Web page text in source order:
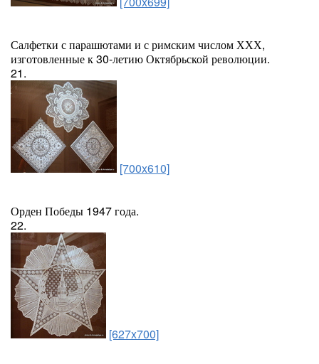
Салфетки с парашютами и с римским числом ХХХ,
изготовленные к 30-летию Октябрьской революции.
21.
[700x610]
Орден Победы 1947 года.
22.
[627x700]